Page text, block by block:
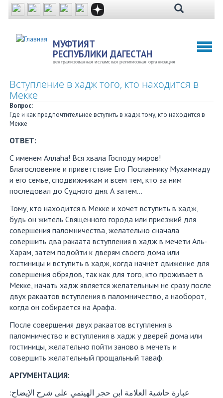
Перейти
содержанию
МУФТИЯТ
РЕСПУБЛИКИ ДАГЕСТАН
централизованная исламская религиозная организация
Вступление в хадж того, кто находится в
Мекке
Вопрос:
Где и как предпочтительнее вступить в хадж тому, кто находится в
Мекке
ОТВЕТ:
С именем Аллаhа! Вся хвала Господу миров!
Благословение и приветствие Его Посланнику Мухаммаду
и его семье, сподвижникам и всем тем, кто за ним
последовал до Судного дня. А затем…
Тому, кто находится в Мекке и хочет вступить в хадж,
будь он житель Священного города или приезжий для
совершения паломничества, желательно сначала
совершить два ракаата вступления в хадж в мечети Аль-
Харам, затем подойти к дверям своего дома или
гостиницы и вступить в хадж, когда начнёт движение для
совершения обрядов, так как для того, кто проживает в
Мекке, начать хадж является желательным не сразу после
двух ракаатов вступления в паломничество, а наоборот,
когда он собирается на Арафа.
После совершения двух ракаатов вступления в
паломничество и вступления в хадж у дверей дома или
гостиницы, желательно пойти заново в мечеть и
совершить желательный прощальный таваф.
АРГУМЕНТАЦИЯ:
عبارة حاشية العلامة ابن حجر الهيتمي على شرح الإيضاح: